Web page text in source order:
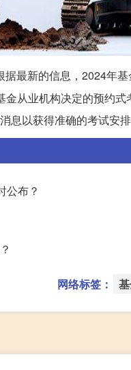
据最新的信息，2024年
从业机构决定的预约
息以获得准确的考试安排
公布？
网络标签：